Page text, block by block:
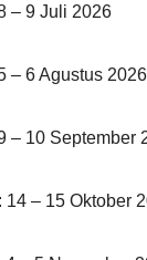
– 9 Juli 2026
– 6 Agustus 2026
– 10 September
14 – 15 Oktober